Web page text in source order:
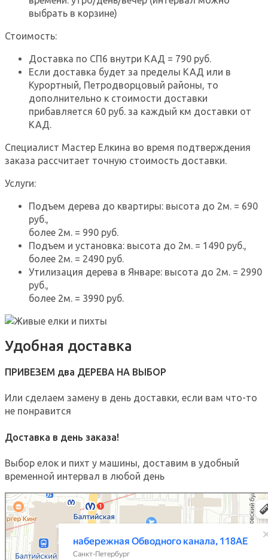
выбрать в корзине)
Стоимость:
Доставка по СП6 внутри КАД = 790 руб.
Если доставка будет за пределы КАД или в
Курортный, Петродворцовый районы, то
дополнительно к стоимости доставки
прибавляется 60 руб. за каждый км доставки от
КАД.
Специалист Мастер Елкина во время подтверждения
заказа рассчитает точную стоимость доставки.
Услуги:
Подъем дерева до квартиры: высота до 2м. = 690
руб.,
более 2м. = 990 руб.
Подъем и установка: высота до 2м. = 1490 руб.,
более 2м. = 2490 руб.
Утилизация дерева в Январе: высота до 2м. = 2990
руб.,
более 2м. = 3990 руб.
Удобная доставка
ПРИВЕЗЕМ два ДЕРЕВА НА ВЫБОР
Или сделаем замену в день доставки, если вам что-то
не понравится
Доставка в день заказа!
Выбор елок и пихт у машины, доставим в удобный
временной интервал в любой день